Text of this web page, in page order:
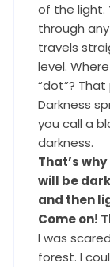
of the light.
through
travels
level.
“dot”?
Darkness
you call a
darkness.
That’s
will be
and then
Come on!
I was
forest. I